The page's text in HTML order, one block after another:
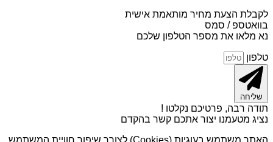
לקבלת הצעת מחיר מותאמת אישית
בוואטספ / סמס
נא מלאו את מספר הטלפון שלכם
טלפון
שליחה
תודה רבה, פרטיכם נקלטו !
נציג מטעמנו יצור אתכם קשר בהקדם
האתר משתמש בעוגיות (Cookies) לצורך שיפור חוויית המשתמש,